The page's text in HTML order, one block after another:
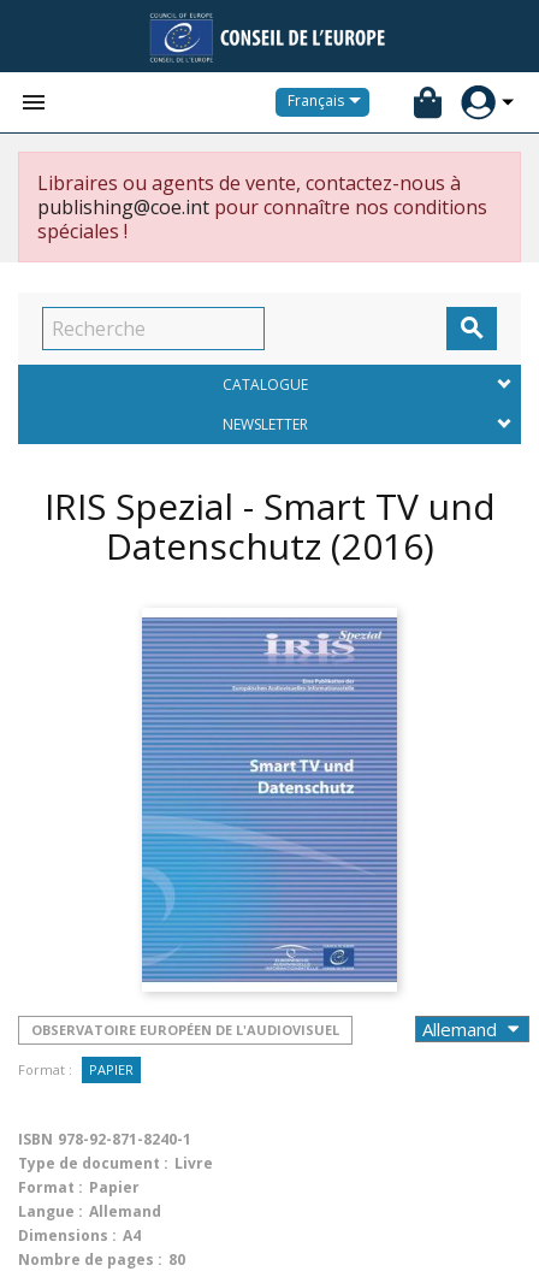
 Français
Libraires ou agents de vente, contactez-nous à
publishing@coe.int pour connaître nos conditions
spéciales !

CATALOGUE
NEWSLETTER
IRIS Spezial - Smart TV und
Datenschutz (2016)
OBSERVATOIRE EUROPÉEN DE L'AUDIOVISUEL
Format : PAPIER
ISBN 978-92-871-8240-1
Type de document : Livre
Format : Papier
Langue : Allemand
Dimensions : A4
Nombre de pages : 80